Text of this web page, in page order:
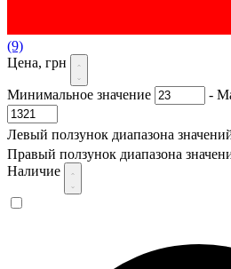
(9)
Цена, грн
Минимальное значение -
Левый ползунок диапазона
Правый ползунок диапазона
Наличие